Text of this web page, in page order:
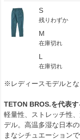
S
残りわずか
M
在庫切れ
L
在庫切れ
※レディースモデルとな
TETON BROS.を代表
軽量性、ストレッチ性
デル。高温多湿な日本
まなシチュエーション